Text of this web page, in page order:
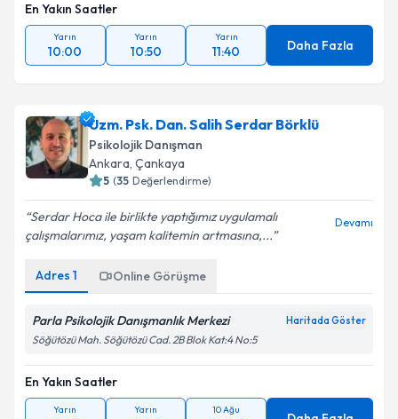
En Yakın Saatler
Yarın
10:00
Yarın
10:50
Yarın
11:40 Daha Fazla
Uzm. Psk. Dan. Salih Serdar Börklü
Psikolojik Danışman
Ankara, Çankaya
5 (35 Değerlendirme)
Serdar Hoca ile birlikte yaptığımız uygulamalı
çalışmalarımız, yaşam kalitemin artmasına,...
Devamı
Adres 1 Online Görüşme
Parla Psikolojik Danışmanlık Merkezi Haritada Göster
Söğütözü Mah. Söğütözü Cad. 2B Blok Kat:4 No:5
En Yakın Saatler
Yarın Yarın 10 Ağu